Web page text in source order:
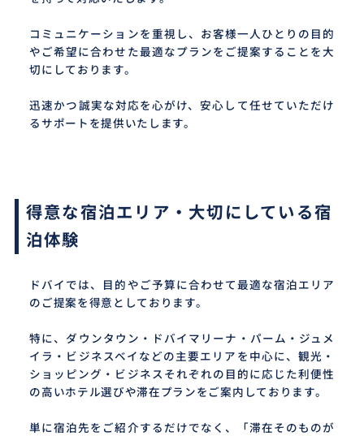
コミュニケーションを重視し、お客様一人ひとりの目的
やご希望に合わせた最適なプランをご提案することを大
切にしております。
迅速かつ誠実な対応を心がけ、安心して任せていただけ
るサポートを提供いたします。
得意な宿泊エリア・大切にしている宿
泊体験
ドバイでは、目的やご予算に合わせて最適な宿泊エリア
のご提案を得意としております。
特に、ダウンタウン・ドバイマリーナ・パーム・ジュメ
イラ・ビジネスベイなどの主要エリアを中心に、観光・
ショッピング・ビジネスそれぞれの目的に応じた利便性
の高いホテル選びや滞在プランをご案内しております。
単に宿泊先をご紹介するだけでなく、「滞在そのものが